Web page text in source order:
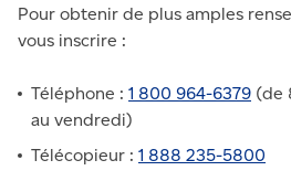
Pour obtenir de plus amples
vous inscrire :
Téléphone : 1 800 964-6379 (de
au vendredi)
Télécopieur : 1 888 235-5800